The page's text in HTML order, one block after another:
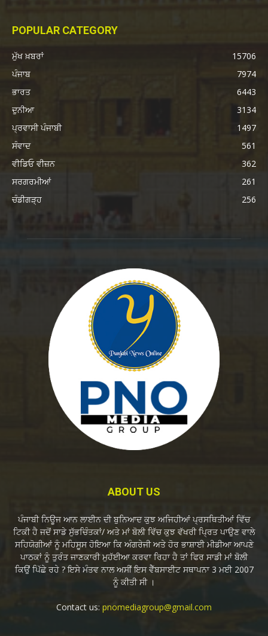
POPULAR CATEGORY
ਮੁੱਖ ਖ਼ਬਰਾਂ
15706
ਪੰਜਾਬ
7974
ਭਾਰਤ
6443
ਦੁਨੀਆ
3134
ਪ੍ਰਵਾਸੀ ਪੰਜਾਬੀ
1497
ਸੰਵਾਦ
561
ਵੀਡਿਓ ਵੀਜ਼ਨ
362
ਸਰਗਰਮੀਆਂ
261
ਚੰਡੀਗੜ੍ਹ
256
ABOUT US
ਪੰਜਾਬੀ ਨਿਊਜ ਆਨ ਲਾਈਨ ਦੀ ਬੁਨਿਆਦ ਕੁਝ ਅਜਿਹੀਆਂ ਪ੍ਰਸਥਿਤੀਆਂ ਵਿੱਚ
ਟਿਕੀ ਹੈ ਜਦੋਂ ਸਾਡੇ ਸੁੱਭਚਿੰਤਕਾਂ/ ਅਤੇ ਮਾਂ ਬੋਲੀ ਵਿੱਚ ਕੁਝ ਵੱਖਰੀ ਪ੍ਰਿਤ ਪਾਉਣ ਵਾਲੇ
ਸਹਿਯੋਗੀਆਂ ਨੂੰ ਮਹਿਸੂਸ ਹੋਇਆ ਕਿ ਅੰਗਰੇਜੀ ਅਤੇ ਹੋਰ ਭਾਸ਼ਾਈ ਮੀਡੀਆ ਆਪਣੇ
ਪਾਠਕਾਂ ਨੂੰ ਤੁਰੰਤ ਜਾਣਕਾਰੀ ਮੁਹੱਈਆ ਕਰਵਾ ਰਿਹਾ ਹੈ ਤਾਂ ਫਿਰ ਸਾਡੀ ਮਾਂ ਬੋਲੀ
ਕਿਉਂ ਪਿੱਛੇ ਰਹੇ ? ਇਸੇ ਮੰਤਵ ਨਾਲ ਅਸੀਂ ਇਸ ਵੈੱਬਸਾਈਟ ਸਥਾਪਨਾ 3 ਮਈ 2007
ਨੂੰ ਕੀਤੀ ਸੀ ।
Contact us: pnomediagroup@gmail.com